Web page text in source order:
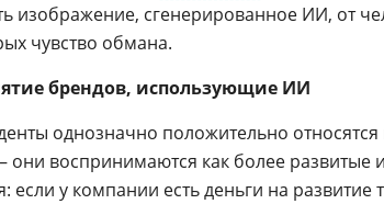
изображение, сгенерированное ИИ, от
чувство обмана.
брендов, использующие ИИ
однозначно положительно
они воспринимаются как более
если у компании есть деньги на развитие